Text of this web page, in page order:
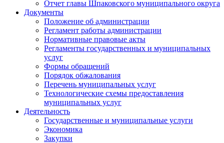
Отчет главы Шпаковского муниципального округа
Документы
Положение об администрации
Регламент работы администрации
Нормативные правовые акты
Регламенты государственных и муниципальных
услуг
Формы обращений
Порядок обжалования
Перечень муниципальных услуг
Технологические схемы предоставления
муниципальных услуг
Деятельность
Государственные и муниципальные услуги
Экономика
Закупки